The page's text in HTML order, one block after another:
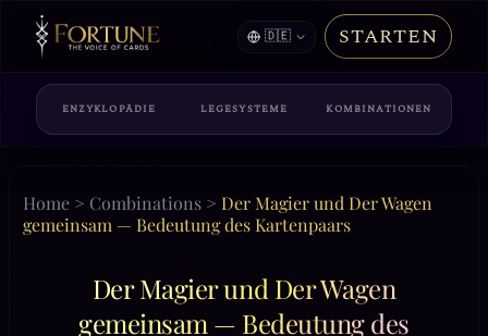
🇩🇪 STARTEN
ENZYKLOPÄDIE LEGESYSTEME KOMBINATIONEN
Home > Combinations > Der Magier und Der Wagen
gemeinsam — Bedeutung des Kartenpaars
Der Magier und Der Wagen
gemeinsam — Bedeutung des